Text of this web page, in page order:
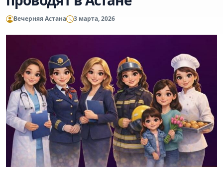
Вечерняя Астана 3 марта, 2026